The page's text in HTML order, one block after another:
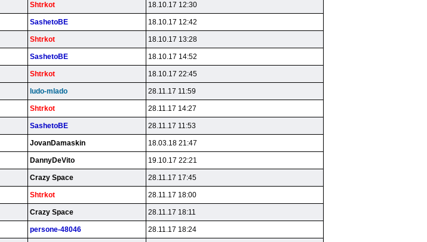
Shtrkot 18.10.17 12:30
SashetoBE 18.10.17 12:42
Shtrkot 18.10.17 13:28
SashetoBE 18.10.17 14:52
Shtrkot 18.10.17 22:45
ludo-mlado 28.11.17 11:59
Shtrkot 28.11.17 14:27
SashetoBE 28.11.17 11:53
JovanDamaskin 18.03.18 21:47
DannyDeVito 19.10.17 22:21
Crazy Space 28.11.17 17:45
Shtrkot 28.11.17 18:00
Crazy Space 28.11.17 18:11
persone-48046 28.11.17 18:24